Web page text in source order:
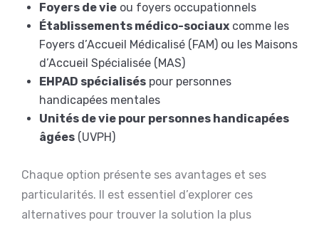
Foyers de vie ou foyers occupationnels
Établissements médico-sociaux comme les
Foyers d’Accueil Médicalisé (FAM) ou les Maisons
d’Accueil Spécialisée (MAS)
EHPAD spécialisés pour personnes
handicapées mentales
Unités de vie pour personnes handicapées
âgées (UVPH)
Chaque option présente ses avantages et ses
particularités. Il est essentiel d’explorer ces
alternatives pour trouver la solution la plus